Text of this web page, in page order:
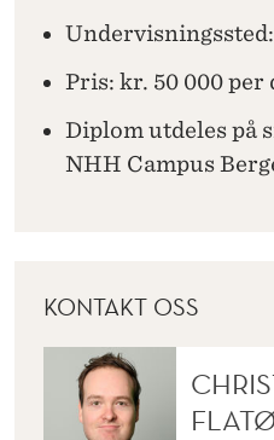
Pris: kr. 50 000 per
Diplom utdeles på
NHH Campus
KONTAKT OSS